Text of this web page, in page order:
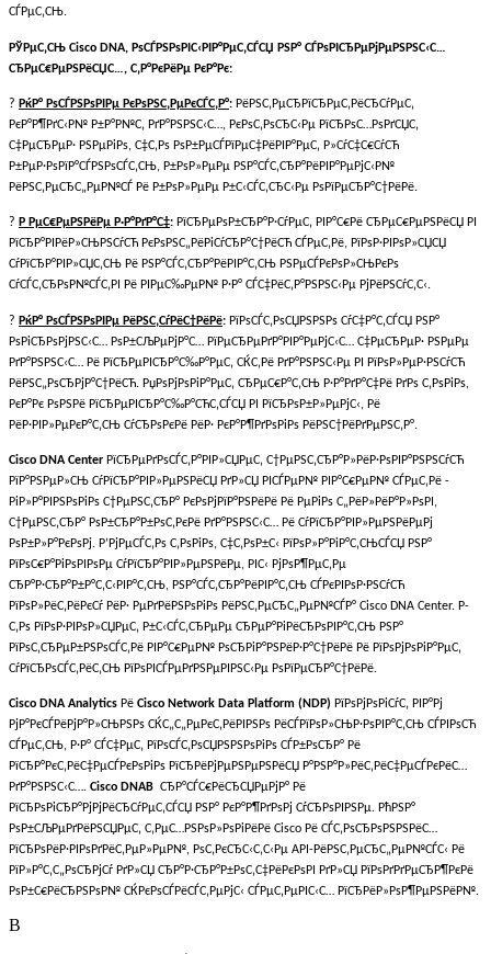
СЃРµС‚СЊ.
РЎРµС‚СЊ Cisco DNA, РѕСЃРЅРѕРІС‹РІР°РµС‚СЃСЏ РЅР° СЃРѕРІСЂРµРјРµРЅРЅС‹С…
СЂРµС€РµРЅРёСЏС…, С‚Р°РєРёРµ РєР°Рє:
? РќР° РѕСЃРЅРѕРІРµ РєРѕРЅС‚РµРєСЃС‚Р°: РёРЅС‚РµСЂРїСЂРµС‚РёСЂСѓРµС‚
РєР°Р¶РґС‹Р№ Р±Р°Р№С‚ РґР°РЅРЅС‹С…, РєРѕС‚РѕСЂС‹Рµ РїСЂРѕС…РѕРґСЏС‚
С‡РµСЂРµР· РЅРµРіРѕ, С‡С‚Рѕ РѕР±РµСЃРїРµС‡РёРІР°РµС‚ Р»СѓС‡С€СѓСЋ
Р±РµР·РѕРїР°СЃРЅРѕСЃС‚СЊ, Р±РѕР»РµРµ РЅР°СЃС‚СЂР°РёРІР°РµРјС‹Р№
РёРЅС‚РµСЂС„РµР№СЃ Рё Р±РѕР»РµРµ Р±С‹СЃС‚СЂС‹Рµ РѕРїРµСЂР°С†РёРё.
? Р РµС€РµРЅРёРµ Р·Р°РґР°С‡: РїСЂРµРѕР±СЂР°Р·СѓРµС‚ РІР°С€Рё СЂРµС€РµРЅРёСЏ РІ
РїСЂР°РІРёР»СЊРЅСѓСЋ РєРѕРЅС„РёРіСѓСЂР°С†РёСЋ СЃРµС‚Рё, РїРѕР·РІРѕР»СЏСЏ
СѓРїСЂР°РІР»СЏС‚СЊ Рё РЅР°СЃС‚СЂР°РёРІР°С‚СЊ РЅРµСЃРєРѕР»СЊРєРѕ
СѓСЃС‚СЂРѕР№СЃС‚РІ Рё РІРµС‰РµР№ Р·Р° СЃС‡РёС‚Р°РЅРЅС‹Рµ РјРёРЅСѓС‚С‹.
? РќР° РѕСЃРЅРѕРІРµ РёРЅС‚СѓРёС†РёРё: РїРѕСЃС‚РѕСЏРЅРЅРѕ СѓС‡Р°С‚СЃСЏ РЅР°
РѕРіСЂРѕРјРЅС‹С… РѕР±СЉРµРјР°С… РїРµСЂРµРґР°РІР°РµРјС‹С… С‡РµСЂРµР· РЅРµРµ
РґР°РЅРЅС‹С… Рё РїСЂРµРІСЂР°С‰Р°РµС‚ СЌС‚Рё РґР°РЅРЅС‹Рµ РІ РїРѕР»РµР·РЅСѓСЋ
РёРЅС„РѕСЂРјР°С†РёСЋ. РџРѕРјРѕРіР°РµС‚ СЂРµС€Р°С‚СЊ Р·Р°РґР°С‡Рё РґРѕ С‚РѕРіРѕ,
РєР°Рє РѕРЅРё РїСЂРµРІСЂР°С‰Р°СЋС‚СЃСЏ РІ РїСЂРѕР±Р»РµРјС‹, Рё
РёР·РІР»РµРєР°С‚СЊ СѓСЂРѕРєРё РёР· РєР°Р¶РґРѕРіРѕ РёРЅС†РёРґРµРЅС‚Р°.
Cisco DNA Center РїСЂРµРґРѕСЃС‚Р°РІР»СЏРµС‚ С†РµРЅС‚СЂР°Р»РёР·РѕРІР°РЅРЅСѓСЋ
РїР°РЅРµР»СЊ СѓРїСЂР°РІР»РµРЅРёСЏ РґР»СЏ РІСЃРµР№ РІР°С€РµР№ СЃРµС‚Рё -
РіР»Р°РІРЅРѕРіРѕ С†РµРЅС‚СЂР° РєРѕРјРїР°РЅРёРё Рё РµРіРѕ С„РёР»РёР°Р»РѕРІ,
С†РµРЅС‚СЂР° РѕР±СЂР°Р±РѕС‚РєРё РґР°РЅРЅС‹С… Рё СѓРїСЂР°РІР»РµРЅРёРµРј
РѕР±Р»Р°РєРѕРј. Р’РјРµСЃС‚Рѕ С‚РѕРіРѕ, С‡С‚РѕР±С‹ РїРѕР»Р°РіР°С‚СЊСЃСЏ РЅР°
РїРѕС€Р°РіРѕРІРѕРµ СѓРїСЂР°РІР»РµРЅРёРµ, РІС‹ РјРѕР¶РµС‚Рµ
СЂР°Р·СЂР°Р±Р°С‚С‹РІР°С‚СЊ, РЅР°СЃС‚СЂР°РёРІР°С‚СЊ СЃРєРІРѕР·РЅСѓСЋ
РїРѕР»РёС‚РёРєСѓ РёР· РµРґРёРЅРѕРіРѕ РёРЅС‚РµСЂС„РµР№СЃР° Cisco DNA Center. Р­
С‚Рѕ РїРѕР·РІРѕР»СЏРµС‚ Р±С‹СЃС‚СЂРµРµ СЂРµР°РіРёСЂРѕРІР°С‚СЊ РЅР°
РїРѕС‚СЂРµР±РЅРѕСЃС‚Рё РІР°С€РµР№ РѕСЂРіР°РЅРёР·Р°С†РёРё Рё РїРѕРјРѕРіР°РµС‚
СѓРїСЂРѕСЃС‚РёС‚СЊ РїРѕРІСЃРµРґРЅРµРІРЅС‹Рµ РѕРїРµСЂР°С†РёРё.
Cisco DNA Analytics Рё Cisco Network Data Platform (NDP) РїРѕРјРѕРіСѓС‚ РІР°Рј
РјР°РєСЃРёРјР°Р»СЊРЅРѕ СЌС„С„РµРєС‚РёРІРЅРѕ РёСЃРїРѕР»СЊР·РѕРІР°С‚СЊ СЃРІРѕСЋ
СЃРµС‚СЊ, Р·Р° СЃС‡РµС‚ РїРѕСЃС‚РѕСЏРЅРЅРѕРіРѕ СЃР±РѕСЂР° Рё
РїСЂР°РєС‚РёС‡РµСЃРєРѕРіРѕ РїСЂРёРјРµРЅРµРЅРёСЏ Р°РЅР°Р»РёС‚РёС‡РµСЃРєРёС…
РґР°РЅРЅС‹С…. Cisco DNAВ СЂР°СЃС€РёСЂСЏРµРјР° Рё
РїСЂРѕРіСЂР°РјРјРёСЂСѓРµС‚СЃСЏ РЅР° РєР°Р¶РґРѕРј СѓСЂРѕРІРЅРµ. РћРЅР°
РѕР±СЉРµРґРёРЅСЏРµС‚ С‚РµС…РЅРѕР»РѕРіРёРё Cisco Рё СЃС‚РѕСЂРѕРЅРЅРёС…
РїСЂРѕРёР·РІРѕРґРёС‚РµР»РµР№, РѕС‚РєСЂС‹С‚С‹Рµ API-РёРЅС‚РµСЂС„РµР№СЃС‹ Рё
РїР»Р°С‚С„РѕСЂРјСѓ РґР»СЏ СЂР°Р·СЂР°Р±РѕС‚С‡РёРєРѕРІ РґР»СЏ РїРѕРґРґРµСЂР¶РєРё
РѕР±С€РёСЂРЅРѕР№ СЌРєРѕСЃРёСЃС‚РµРјС‹ СЃРµС‚РµРІС‹С… РїСЂРёР»РѕР¶РµРЅРёР№.
В